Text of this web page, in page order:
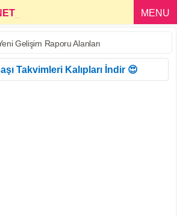
MENU
Gelişim Raporu Alanları
Takvimleri Kalıpları İndir 😍